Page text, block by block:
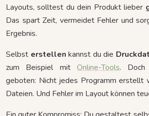
Layouts, solltest du dein Produkt lieber
Das spart Zeit, vermeidet Fehler und
Ergebnis.
Selbst erstellen kannst du die
zum Beispiel mit Online-Tools. Doch
geboten: Nicht jedes Programm erstellt
Dateien. Und Fehler im Layout können